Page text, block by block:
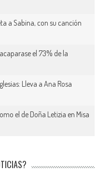
a Sabina, con su canción
el 73% de la
Lleva a Ana Rosa
el de Doña Letizia en Misa